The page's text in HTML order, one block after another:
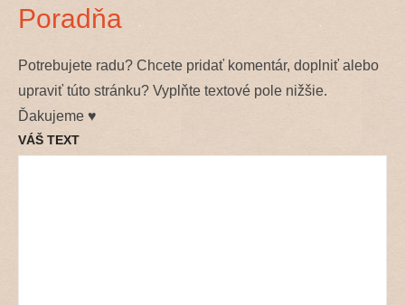
Poradňa
Potrebujete radu? Chcete pridať komentár, doplniť alebo
upraviť túto stránku? Vyplňte textové pole nižšie.
Ďakujeme ♥
VÁŠ TEXT